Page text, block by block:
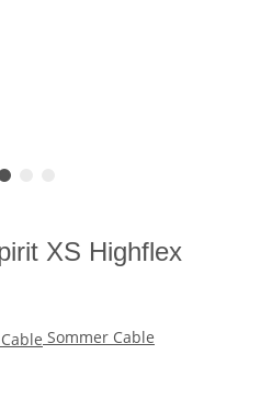
XS Highflex
Sommer Cable